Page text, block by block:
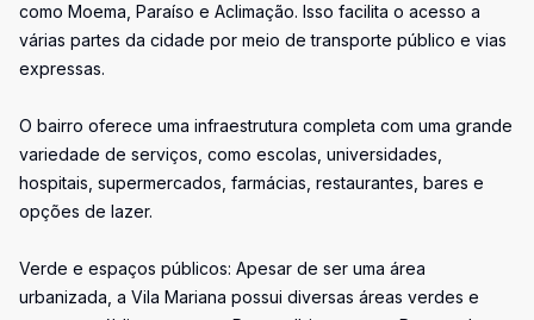
como Moema, Paraíso e Aclimação. Isso facilita o acesso a
várias partes da cidade por meio de transporte público e vias
expressas.
O bairro oferece uma infraestrutura completa com uma grande
variedade de serviços, como escolas, universidades,
hospitais, supermercados, farmácias, restaurantes, bares e
opções de lazer.
Verde e espaços públicos: Apesar de ser uma área
urbanizada, a Vila Mariana possui diversas áreas verdes e